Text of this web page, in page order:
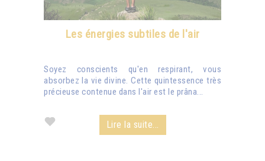
Les énergies subtiles de l'air
Soyez conscients qu'en respirant, vous
absorbez la vie divine. Cette quintessence très
précieuse contenue dans l'air est le prâna...
Lire la suite...